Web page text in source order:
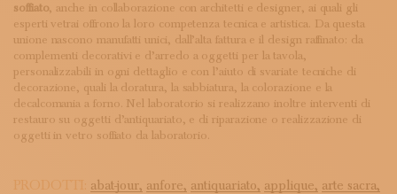
soffiato, anche in collaborazione con architetti e designer, ai quali gli
esperti vetrai offrono la loro competenza tecnica e artistica. Da questa
unione nascono manufatti unici, dall’alta fattura e il design raffinato: da
complementi decorativi e d’arredo a oggetti per la tavola,
personalizzabili in ogni dettaglio e con l’aiuto di svariate tecniche di
decorazione, quali la doratura, la sabbiatura, la colorazione e la
decalcomania a forno. Nel laboratorio si realizzano inoltre interventi di
restauro su oggetti d’antiquariato, e di riparazione o realizzazione di
oggetti in vetro soffiato da laboratorio.
PRODOTTI: abat-jour, anfore, antiquariato, applique, arte sacra,